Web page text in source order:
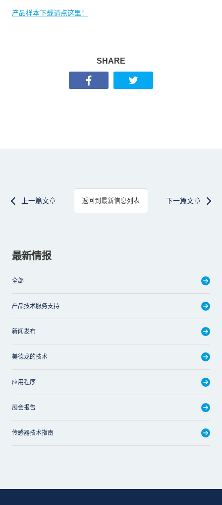
产品样本下载请点这里！
SHARE
上一篇文章 返回到最新信息列表 下一篇文章
最新情报
全部
产品技术服务支持
新闻发布
美德龙的技术
应用程序
展会报告
传感器技术指南